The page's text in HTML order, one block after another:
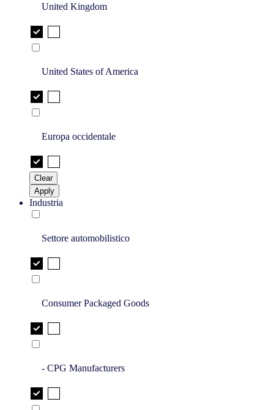
United Kingdom
United States of America
Europa occidentale
Clear
Apply
Industria
Settore automobilistico
Consumer Packaged Goods
- CPG Manufacturers